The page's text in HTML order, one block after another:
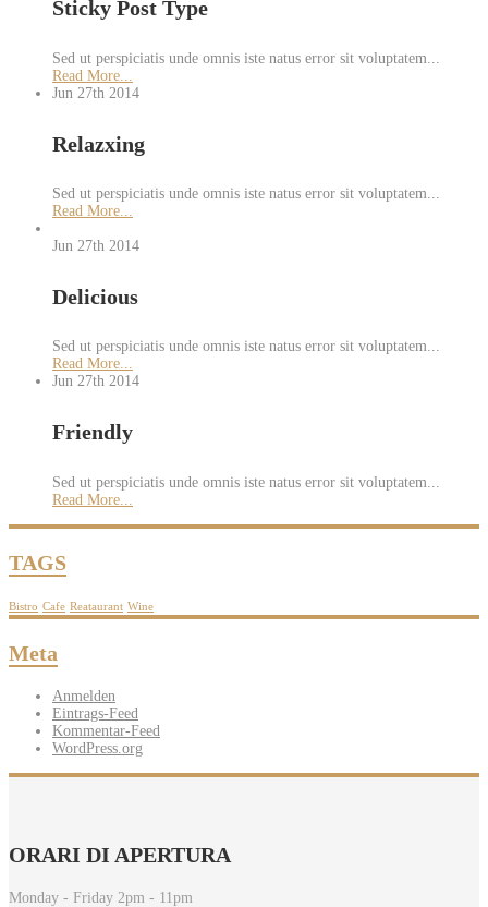
Sticky Post Type
Sed ut perspiciatis unde omnis iste natus error sit voluptatem...
Read More...
Jun 27th 2014
Relazxing
Sed ut perspiciatis unde omnis iste natus error sit voluptatem...
Read More...
Jun 27th 2014
Delicious
Sed ut perspiciatis unde omnis iste natus error sit voluptatem...
Read More...
Jun 27th 2014
Friendly
Sed ut perspiciatis unde omnis iste natus error sit voluptatem...
Read More...
TAGS
Bistro Cafe Reataurant Wine
Meta
Anmelden
Eintrags-Feed
Kommentar-Feed
WordPress.org
ORARI DI APERTURA
Monday - Friday 2pm - 11pm